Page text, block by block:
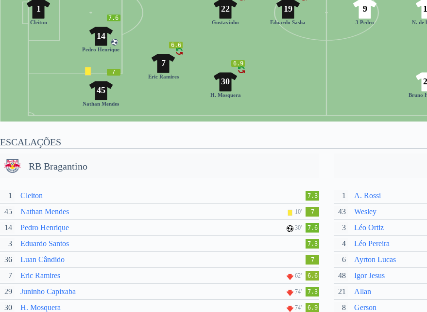
1
Cleiton
7.6
14
Pedro Henrique
7
45
Nathan Mendes
6.6
7
Eric Ramires
22
Gustavinho
6.9
30
H. Mosquera
19
Eduardo Sasha
Bruno
N. de
9
3 Pedro
ESCALAÇÕES
RB Bragantino
1 Cleiton 7.3
45 Nathan Mendes 10' 7
14 Pedro Henrique 30' 7.6
3 Eduardo Santos 7.3
36 Luan Cândido 7
7 Eric Ramires 62' 6.6
29 Juninho Capixaba 74' 7.3
30 H. Mosquera 74' 6.9
1 A. Rossi
43 Wesley
3 Léo Ortiz
4 Léo Pereira
6 Ayrton Lucas
48 Igor Jesus
21 Allan
8 Gerson